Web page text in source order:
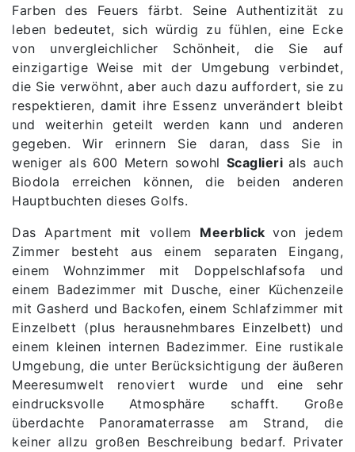
Farben des Feuers färbt. Seine Authentizität zu
leben bedeutet, sich würdig zu fühlen, eine Ecke
von unvergleichlicher Schönheit, die Sie auf
einzigartige Weise mit der Umgebung verbindet,
die Sie verwöhnt, aber auch dazu auffordert, sie zu
respektieren, damit ihre Essenz unverändert bleibt
und weiterhin geteilt werden kann und anderen
gegeben. Wir erinnern Sie daran, dass Sie in
weniger als 600 Metern sowohl Scaglierials auch
Biodola erreichen können, die beiden anderen
Hauptbuchten dieses Golfs.
Das Apartment mit vollem Meerblickvon jedem
Zimmer besteht aus einem separaten Eingang,
einem Wohnzimmer mit Doppelschlafsofa und
einem Badezimmer mit Dusche, einer Küchenzeile
mit Gasherd und Backofen, einem Schlafzimmer mit
Einzelbett (plus herausnehmbares Einzelbett) und
einem kleinen internen Badezimmer. Eine rustikale
Umgebung, die unter Berücksichtigung der äußeren
Meeresumwelt renoviert wurde und eine sehr
eindrucksvolle Atmosphäre schafft. Große
überdachte Panoramaterrasse am Strand, die
keiner allzu großen Beschreibung bedarf. Privater